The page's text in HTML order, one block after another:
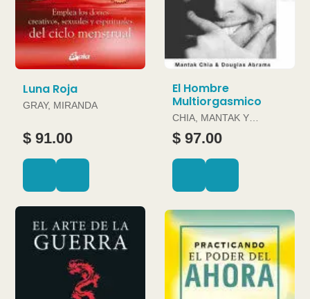
Luna Roja
GRAY, MIRANDA
$ 91.00
El Hombre
Multiorgasmico
CHIA, MANTAK Y
DOUGLAS ABRAMS
$ 97.00